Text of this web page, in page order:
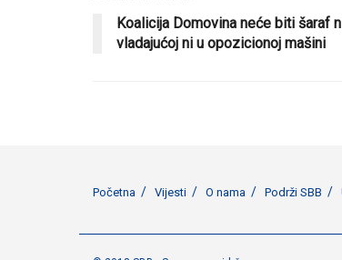
Koalicija Domovina neće biti šaraf
vladajućoj ni u opozicionoj mašini
Početna Vijesti O nama Podrži SBB